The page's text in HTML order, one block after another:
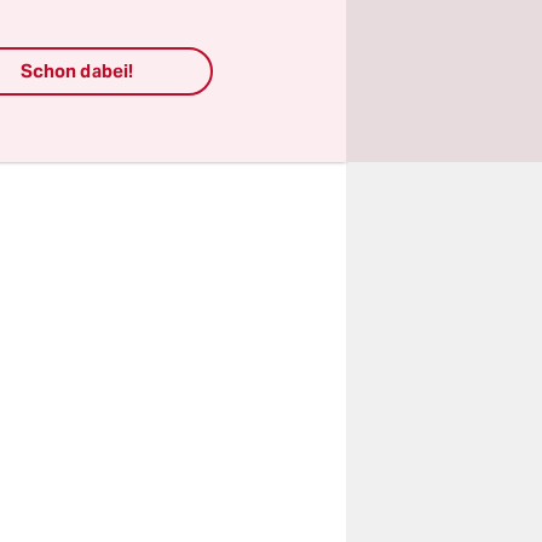
warum
Schon dabei!